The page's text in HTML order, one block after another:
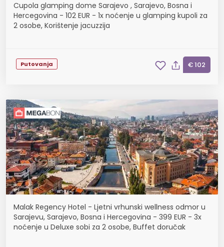
Cupola glamping dome Sarajevo , Sarajevo, Bosna i
Hercegovina - 102 EUR - 1x noćenje u glamping kupoli za
2 osobe, Korištenje jacuzzija
Putovanja € 102
Malak Regency Hotel - Ljetni vrhunski wellness odmor u
Sarajevu, Sarajevo, Bosna i Hercegovina - 399 EUR - 3x
noćenje u Deluxe sobi za 2 osobe, Buffet doručak